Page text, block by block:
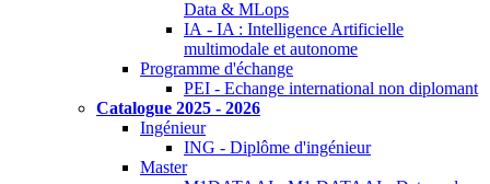
Data & MLops
IA - IA : Intelligence Artificielle
multimodale et autonome
Programme d'échange
PEI - Echange international non diplomant
Catalogue 2025 - 2026
Ingénieur
ING - Diplôme d'ingénieur
Master